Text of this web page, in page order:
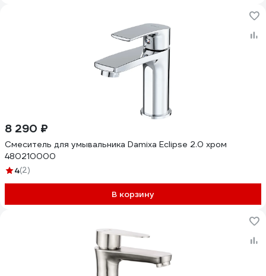
8 290 ₽
Смеситель для умывальника Damixa Eclipse 2.0 хром
480210000
4(2)
В корзину